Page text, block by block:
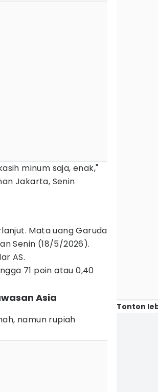
minum saja, enak,"
Jakarta, Senin
Mata uang Garuda
Senin (18/5/2026).
AS.
71 poin atau 0,40
Asia
namun rupiah
Tonton